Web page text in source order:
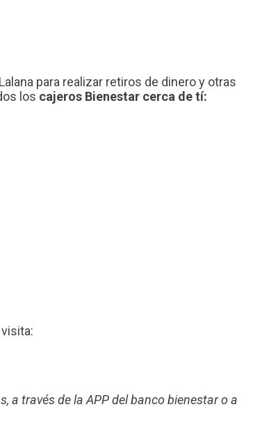
para realizar retiros de dinero y otras
los cajeros Bienestar cerca de tí:
a través de la APP del banco bienestar o a